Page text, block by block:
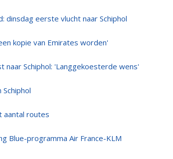
eerste vlucht naar Schiphol
kopie van Emirates worden'
naar Schiphol: 'Langgekoesterde wens'
aantal routes
Blue-programma Air France-KLM